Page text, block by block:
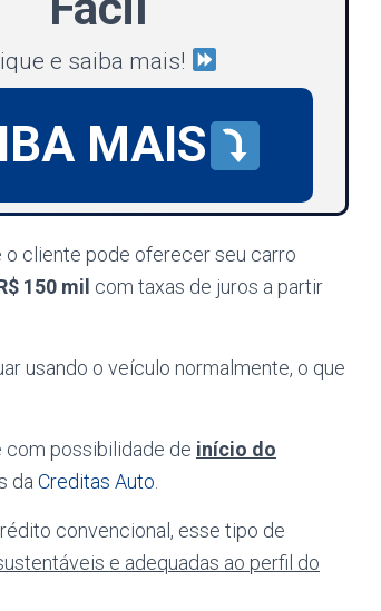
e saiba mais!
MAIS
cliente pode oferecer seu carro
150 mil com taxas de juros a partir
usando o veículo normalmente, o que
com possibilidade de início do
da Creditas Auto
convencional, esse tipo de
e adequadas ao perfil do